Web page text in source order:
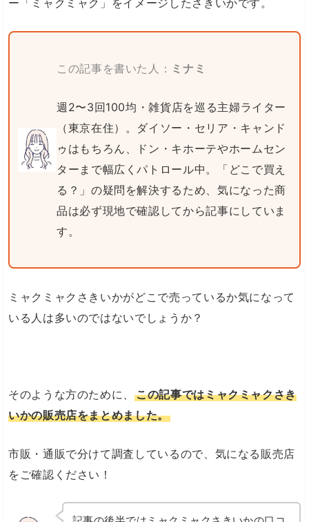
ー「ミャクミャク」をイメージしたさきいかです。
この記事を書いた人： ミナミ
週2〜3回100均・雑貨店を巡る主婦ライター
（東京在住）。ダイソー・セリア・キャンド
ゥはもちろん、ドン・キホーテやホームセン
ターまで幅広くパトロール中。「どこで買え
る？」の疑問を解決するため、気になった商
品は必ず現地で確認してから記事にしていま
す。
ミャクミャクさきいかがどこで売っているか気になって
いる人は多いのではないでしょうか？
そのような方のために、この記事ではミャクミャクさき
いかの販売店をまとめました。
市販・通販で分けて調査しているので、気になる販売店
をご確認ください！